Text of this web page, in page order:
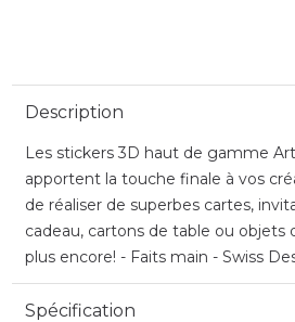
Description
Les stickers 3D haut de gamme
apportent la touche finale à vos
de réaliser de superbes cartes,
cadeau, cartons de table ou objets
plus encore! - Faits main - Swiss
Spécification